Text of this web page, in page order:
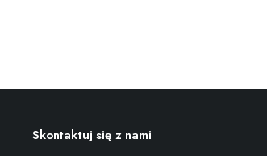
Skontaktuj się z nami